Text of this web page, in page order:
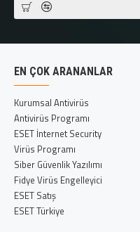
EN ÇOK ARANANLAR
Kurumsal Antivirüs
Antivirüs Programı
ESET İnternet Security
Virüs Programı
Siber Güvenlik Yazılımı
Fidye Virüs Engelleyici
ESET Satış
ESET Türkiye